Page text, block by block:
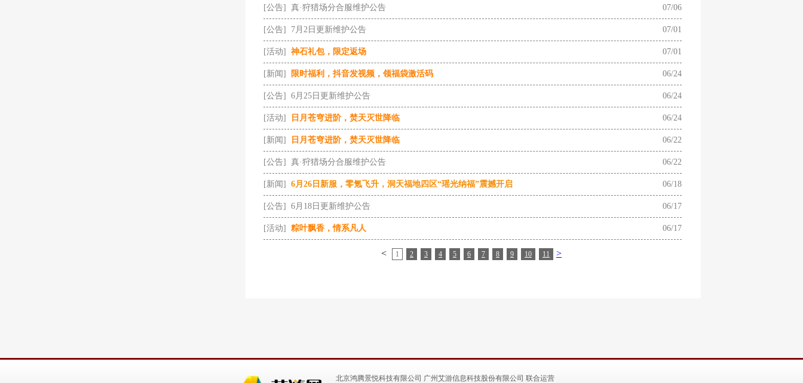
07/06
[公告] 真·狩猎场分合服维护公告
07/01
[公告] 7月2日更新维护公告
07/01
[活动] 神石礼包，限定返场
06/24
[新闻] 限时福利，抖音发视频，领福袋激活码
06/24
[公告] 6月25日更新维护公告
06/24
[活动] 日月苍穹进阶，焚天灭世降临
06/22
[新闻] 日月苍穹进阶，焚天灭世降临
06/22
[公告] 真·狩猎场分合服维护公告
06/18
[新闻] 6月26日新服，零氪飞升，洞天福地四区“瑶光纳福”震撼开启
06/17
[公告] 6月18日更新维护公告
06/17
[活动] 粽叶飘香，情系凡人
< 1 2 3 4 5 6 7 8 9 10 11 >
北京鸿腾景悦科技有限公司 广州艾游信息科技股份有限公司 联合运营